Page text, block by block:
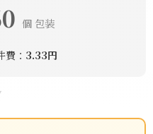
個 包装
： 3.33円